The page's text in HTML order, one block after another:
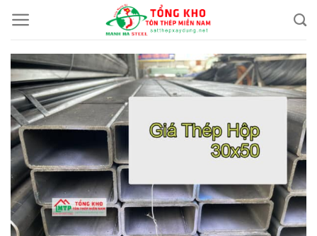
Chuyển
đến
nội
dung